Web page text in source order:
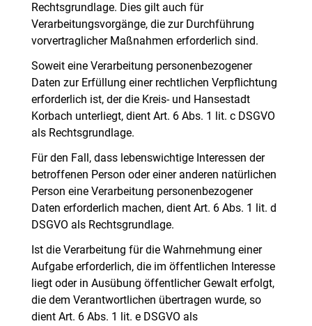
Rechtsgrundlage. Dies gilt auch für
Verarbeitungsvorgänge, die zur Durchführung
vorvertraglicher Maßnahmen erforderlich sind.
Soweit eine Verarbeitung personenbezogener
Daten zur Erfüllung einer rechtlichen Verpflichtung
erforderlich ist, der die Kreis- und Hansestadt
Korbach unterliegt, dient Art. 6 Abs. 1 lit. c DSGVO
als Rechtsgrundlage.
Für den Fall, dass lebenswichtige Interessen der
betroffenen Person oder einer anderen natürlichen
Person eine Verarbeitung personenbezogener
Daten erforderlich machen, dient Art. 6 Abs. 1 lit. d
DSGVO als Rechtsgrundlage.
Ist die Verarbeitung für die Wahrnehmung einer
Aufgabe erforderlich, die im öffentlichen Interesse
liegt oder in Ausübung öffentlicher Gewalt erfolgt,
die dem Verantwortlichen übertragen wurde, so
dient Art. 6 Abs. 1 lit. e DSGVO als